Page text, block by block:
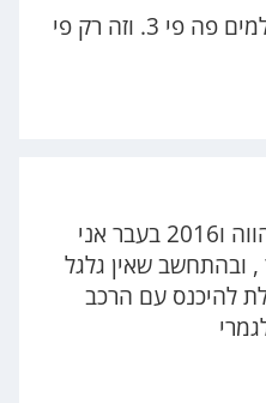
רק פי 2 ? על כל דבר משלמים פה פי 3. וזה רק פי
כבעלים של פוסטר 2023 הווה ו2016 בעבר אני
, ובהתחשב שאין גלגל
להיכנס עם הרכב